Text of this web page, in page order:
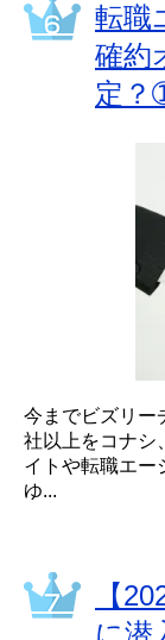
転職
確約
定？
今までビズリー
社以上をコナシ
イトや転職エー
ゆ...
【